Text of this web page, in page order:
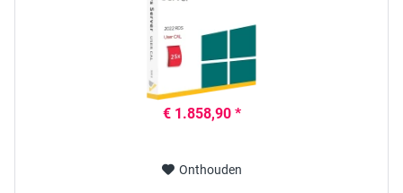
€ 1.858,90 *
Onthouden